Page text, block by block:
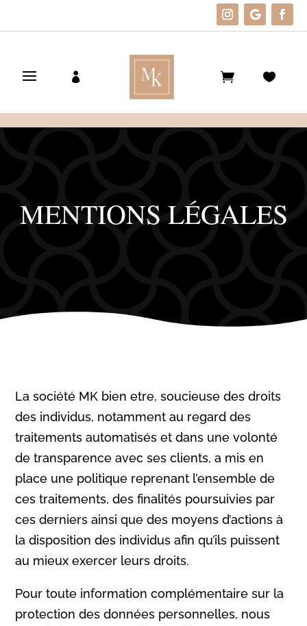
MENTIONS LÉGALES
La société MK bien etre, soucieuse des droits
des individus, notamment au regard des
traitements automatisés et dans une volonté
de transparence avec ses clients, a mis en
place une politique reprenant l’ensemble de
ces traitements, des finalités poursuivies par
ces derniers ainsi que des moyens d’actions à
la disposition des individus afin qu’ils puissent
au mieux exercer leurs droits.
Pour toute information complémentaire sur la
protection des données personnelles, nous